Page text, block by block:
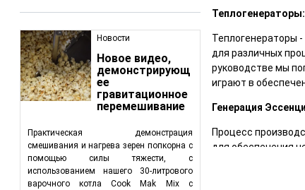
Новости
Новое видео,
демонстрирующ
ее
гравитационное
перемешивание
Практическая демонстрация
смешивания и нагрева зерен попкорна с
помощью силы тяжести, с
использованием нашего 30-литрового
варочного котла Cook Mak Mix с
Теплогенераторы
для различных
руководстве мы
играют в
Генерация
Процесс
для обеспечения
процессов. От
поддержания